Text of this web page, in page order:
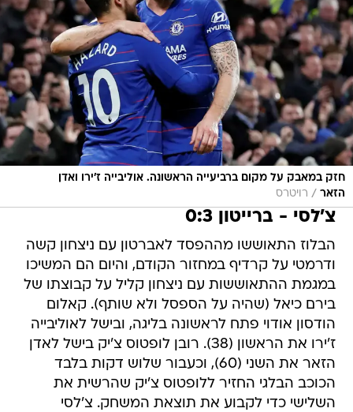
חזק במאבק על מקום ברביעייה הראשונה. אוליבייה ז'ירו ואדן
הזאר / רויטרס
צ'לסי - ברייטון 0:3
הבלוז התאוששו מההפסד לאברטון עם ניצחון קשה
ודרמטי על קרדיף במחזור הקודם, והיום הם המשיכו
במגמת ההתאוששות עם ניצחון קליל על קבוצתו של
בירם כיאל (שהיה על הספסל ולא שותף). קאלום
הודסון אודוי פתח לראשונה בליגה, ובישל לאוליבייה
ז'ירו את הראשון (38). רובן לופטוס צ'יק בישל לאדן
הזאר את השני (60), וכעבור שלוש דקות בלבד
הכוכב הבלגי החזיר ללופטוס צ'יק שהרשית את
השלישי כדי לקבוע את תוצאת המשחק. צ'לסי